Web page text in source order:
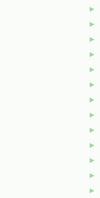
►
►
►
►
►
►
►
►
►
►
►
►
►